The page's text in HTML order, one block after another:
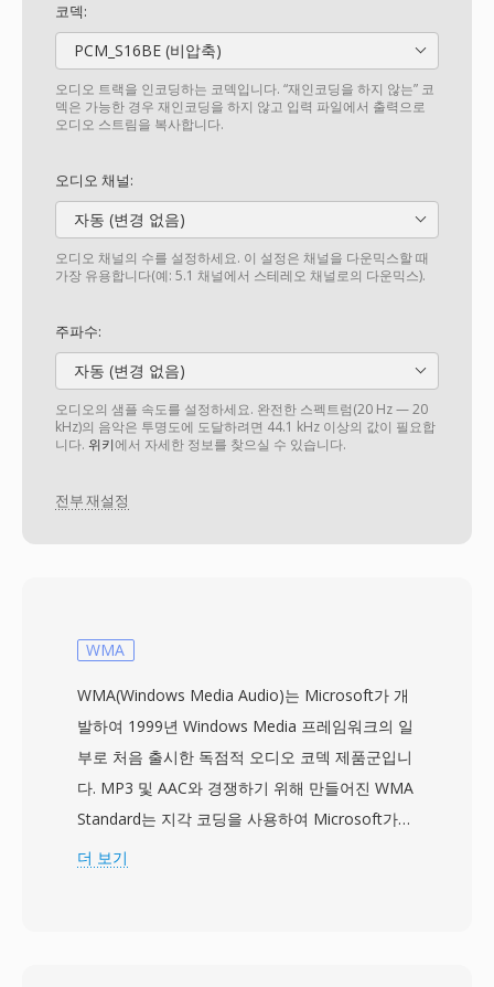
코덱:
PCM_S16BE (비압축)
오디오 트랙을 인코딩하는 코덱입니다. “재인코딩을 하지 않는” 코
덱은 가능한 경우 재인코딩을 하지 않고 입력 파일에서 출력으로
오디오 스트림을 복사합니다.
오디오 채널:
자동 (변경 없음)
오디오 채널의 수를 설정하세요. 이 설정은 채널을 다운믹스할 때
가장 유용합니다(예: 5.1 채널에서 스테레오 채널로의 다운믹스).
주파수:
자동 (변경 없음)
오디오의 샘플 속도를 설정하세요. 완전한 스펙트럼(20 Hz — 20
kHz)의 음악은 투명도에 도달하려면 44.1 kHz 이상의 값이 필요합
니다. 위키에서 자세한 정보를 찾으실 수 있습니다.
전부 재설정
WMA
WMA(Windows Media Audio)는 Microsoft가 개
발하여 1999년 Windows Media 프레임워크의 일
부로 처음 출시한 독점적 오디오 코덱 제품군입니
다. MP3 및 AAC와 경쟁하기 위해 만들어진 WMA
Standard는 지각 코딩을 사용하여 Microsoft가
64 kbps의 낮은 비트레이트에서도 CD에 가까운
더 보기